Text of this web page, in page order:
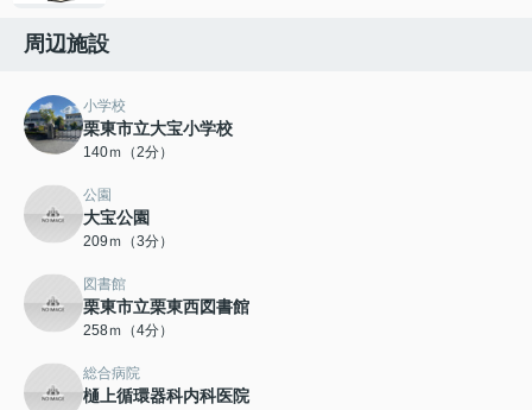
周辺施設
小学校
栗東市立大宝小学校
140ｍ（2分）
公園
大宝公園
209ｍ（3分）
図書館
栗東市立栗東西図書館
258ｍ（4分）
総合病院
樋上循環器科内科医院